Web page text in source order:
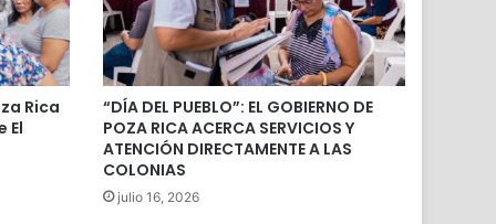
Rica
El
“DÍA DEL PUEBLO”: EL GOBIERNO DE
POZA RICA ACERCA SERVICIOS Y
ATENCIÓN DIRECTAMENTE A LAS
COLONIAS
julio 16, 2026